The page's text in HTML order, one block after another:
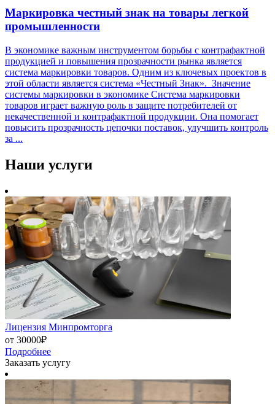
Маркировка честный знак на товары легкой
промышленности
В экономике важным инструментом борьбы с контрафактной
продукцией и повышения прозрачности рынка является
система маркировки товаров. Одним из ключевых проектов в
этой области является система «Честный Знак». Значение
системы маркировки в экономике Система маркировки
товаров играет важную роль в защите потребителей от
некачественной и контрафактной продукции. Она помогает
повысить прозрачность цепочки поставок, улучшить контроль
за ...
Наши услуги
Лицензия Минпромторга
от 30000₽
Подробнее
Заказать услугу